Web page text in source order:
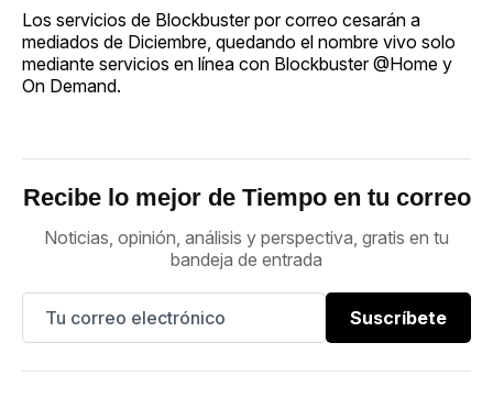
Los servicios de Blockbuster por correo cesarán a
mediados de Diciembre, quedando el nombre vivo solo
mediante servicios en línea con Blockbuster @Home y
On Demand.
Recibe lo mejor de Tiempo en tu correo
Noticias, opinión, análisis y perspectiva, gratis en tu
bandeja de entrada
Suscríbete